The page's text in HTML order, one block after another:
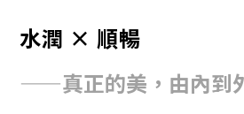
水潤 × 順暢
——真正的美，由內到